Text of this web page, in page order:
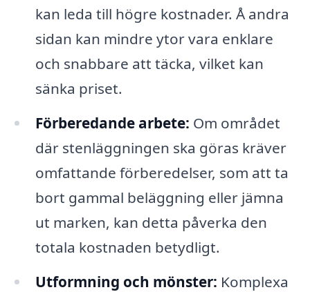
kan leda till högre kostnader. Å andra
sidan kan mindre ytor vara enklare
och snabbare att täcka, vilket kan
sänka priset.
Förberedande arbete: Om området
där stenläggningen ska göras kräver
omfattande förberedelser, som att ta
bort gammal beläggning eller jämna
ut marken, kan detta påverka den
totala kostnaden betydligt.
Utformning och mönster: Komplexa